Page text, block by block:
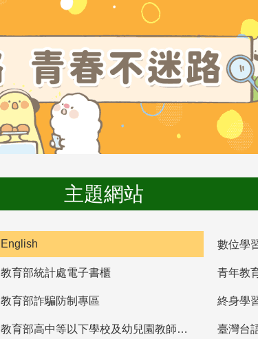
主題網站
English 數位學
教育部統計處電子書櫃 青年教
教育部詐騙防制專區 終身學
教育部高中等以下學校及幼兒園教師資格檢定考試 臺灣台